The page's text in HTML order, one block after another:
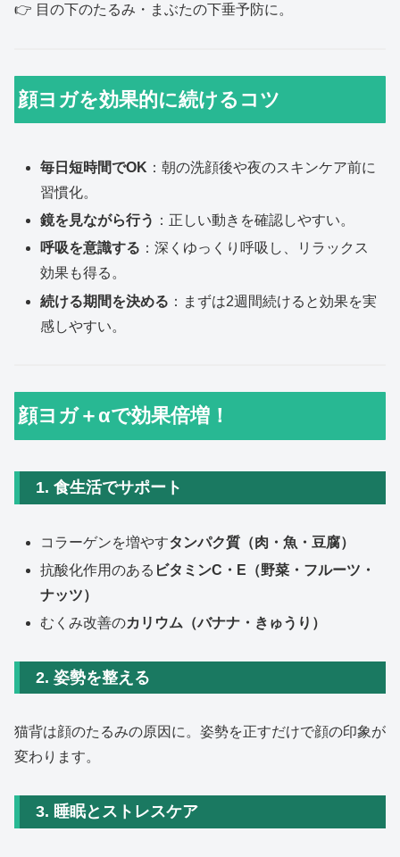
👉 目の下のたるみ・まぶたの下垂予防に。
顔ヨガを効果的に続けるコツ
毎日短時間でOK ：朝の洗顔後や夜のスキンケア前に
習慣化。
鏡を見ながら行う ：正しい動きを確認しやすい。
呼吸を意識する ：深くゆっくり呼吸し、リラックス
効果も得る。
続ける期間を決める ：まずは2週間続けると効果を実
感しやすい。
顔ヨガ＋αで効果倍増！
1. 食生活でサポート
コラーゲンを増やすタンパク質（肉・魚・豆腐）
抗酸化作用のある ビタミンC・E（野菜・フルーツ・
ナッツ）
むくみ改善のカリウム（バナナ・きゅうり）
2. 姿勢を整える
猫背は顔のたるみの原因に。姿勢を正すだけで顔の印象が
変わります。
3. 睡眠とストレスケア